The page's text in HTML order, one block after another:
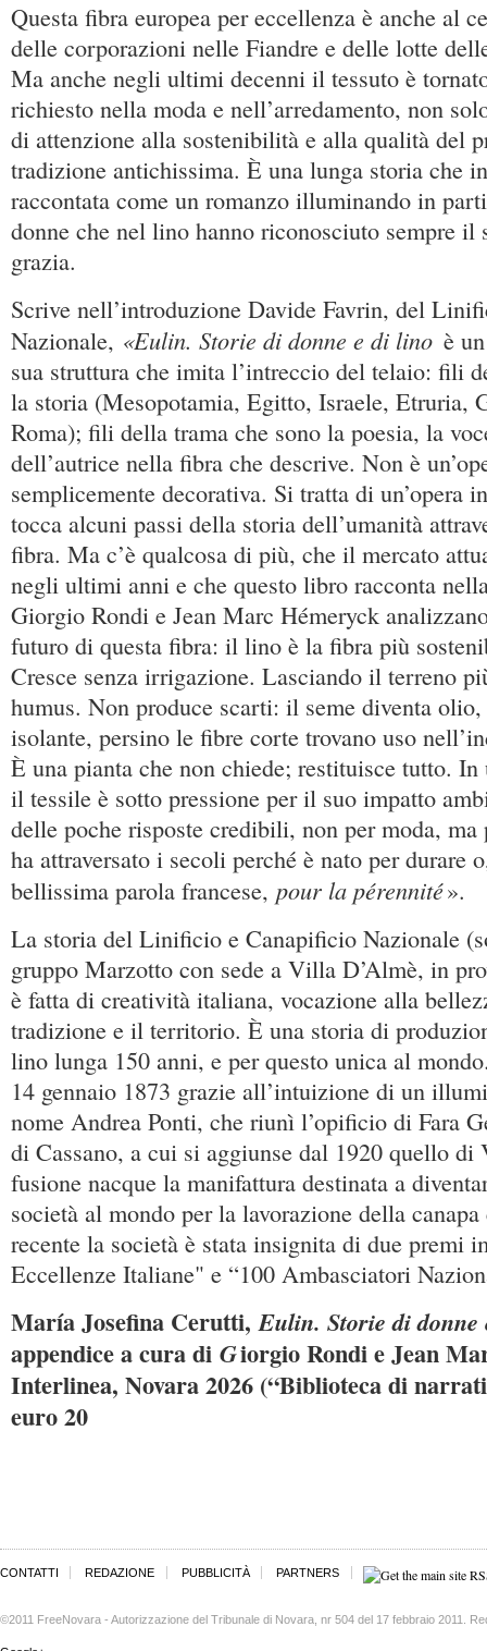
Questa fibra europea per eccellenza è anche al
delle corporazioni nelle Fiandre e delle lotte
Ma anche negli ultimi decenni il tessuto è
richiesto nella moda e nell’arredamento, non
di attenzione alla sostenibilità e alla qualità del
tradizione antichissima. È una lunga storia che
raccontata come un romanzo illuminando in
donne che nel lino hanno riconosciuto sempre
grazia.
Scrive nell’introduzione Davide Favrin, del
Nazionale, «Eulin. Storie di donne e di lino è
sua struttura che imita l’intreccio del telaio: fili
la storia (Mesopotamia, Egitto, Israele, Etruria,
Roma); fili della trama che sono la poesia, la
dell’autrice nella fibra che descrive. Non è
semplicemente decorativa. Si tratta di un’opera
tocca alcuni passi della storia dell’umanità
fibra. Ma c’è qualcosa di più, che il mercato
negli ultimi anni e che questo libro racconta
Giorgio Rondi e Jean Marc Hémeryck
futuro di questa fibra: il lino è la fibra più
Cresce senza irrigazione. Lasciando il terreno
humus. Non produce scarti: il seme diventa
isolante, persino le fibre corte trovano uso
È una pianta che non chiede; restituisce tutto.
il tessile è sotto pressione per il suo impatto
delle poche risposte credibili, non per moda,
ha attraversato i secoli perché è nato per durare
bellissima parola francese, pour la pérennité».
La storia del Linificio e Canapificio Nazionale
gruppo Marzotto con sede a Villa D’Almè, in
è fatta di creatività italiana, vocazione alla
tradizione e il territorio. È una storia di
lino lunga 150 anni, e per questo unica al
14 gennaio 1873 grazie all’intuizione di un
nome Andrea Ponti, che riunì l’opificio di Fara
di Cassano, a cui si aggiunse dal 1920 quello
fusione nacque la manifattura destinata a
società al mondo per la lavorazione della
recente la società è stata insignita di due premi
Eccellenze Italiane" e “100 Ambasciatori
María Josefina Cerutti,Eulin. Storie di
appendice a cura di Giorgio Rondi e Jean
Interlinea, Novara 2026 (“Biblioteca di
euro 20
CONTATTI REDAZIONE PUBBLICITÀ PARTNERS
©2011 FreeNovara - Autorizzazione del Tribunale di Novara, nr 504 del 17 febbraio 2011.